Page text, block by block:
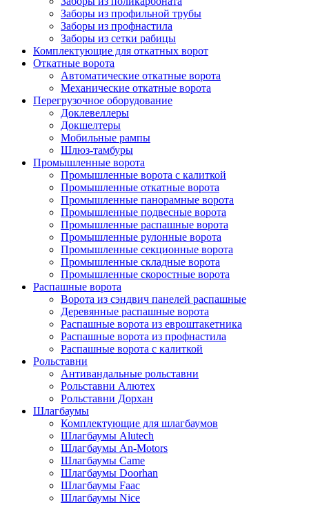
Заборы из профильной трубы
Заборы из профнастила
Заборы из сетки рабицы
Комплектующие для откатных ворот
Откатные ворота
Автоматические откатные ворота
Механические откатные ворота
Перегрузочное оборудование
Доклевеллеры
Докшелтеры
Мобильные рампы
Шлюз-тамбуры
Промышленные ворота
Промышленные ворота с калиткой
Промышленные откатные ворота
Промышленные панорамные ворота
Промышленные подвесные ворота
Промышленные распашные ворота
Промышленные рулонные ворота
Промышленные секционные ворота
Промышленные складные ворота
Промышленные скоростные ворота
Распашные ворота
Ворота из сэндвич панелей распашные
Деревянные распашные ворота
Распашные ворота из евроштакетника
Распашные ворота из профнастила
Распашные ворота с калиткой
Рольставни
Антивандальные рольставни
Рольставни Алютех
Рольставни Дорхан
Шлагбаумы
Комплектующие для шлагбаумов
Шлагбаумы Alutech
Шлагбаумы An-Motors
Шлагбаумы Came
Шлагбаумы Doorhan
Шлагбаумы Faac
Шлагбаумы Nice